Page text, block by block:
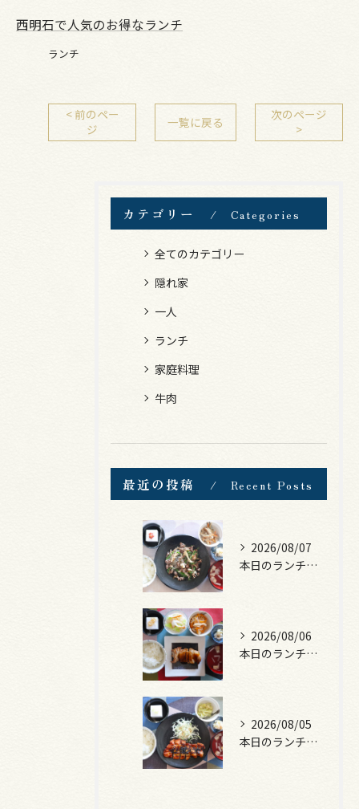
西明石で人気のお得なランチ
ランチ
< 前のペー
ジ
一覧に戻る
次のページ
>
カテゴリー Categories
全てのカテゴリー
隠れ家
一人
ランチ
家庭料理
牛肉
最近の投稿 Recent Posts
2026/08/07
本日のランチは、黒毛和牛のチャプチェ！
2026/08/06
本日のランチは、照焼きチキン！
2026/08/05
本日のランチは、ロース豚カツ梅はさみ！